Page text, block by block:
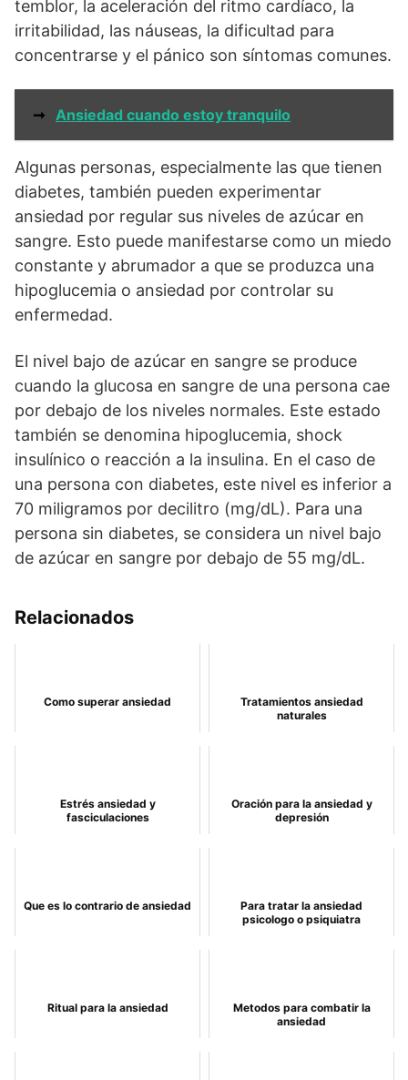
temblor, la aceleración del ritmo cardíaco, la
irritabilidad, las náuseas, la dificultad para
concentrarse y el pánico son síntomas comunes.
➞ Ansiedad cuando estoy tranquilo
Algunas personas, especialmente las que tienen
diabetes, también pueden experimentar
ansiedad por regular sus niveles de azúcar en
sangre. Esto puede manifestarse como un miedo
constante y abrumador a que se produzca una
hipoglucemia o ansiedad por controlar su
enfermedad.
El nivel bajo de azúcar en sangre se produce
cuando la glucosa en sangre de una persona cae
por debajo de los niveles normales. Este estado
también se denomina hipoglucemia, shock
insulínico o reacción a la insulina. En el caso de
una persona con diabetes, este nivel es inferior a
70 miligramos por decilitro (mg/dL). Para una
persona sin diabetes, se considera un nivel bajo
de azúcar en sangre por debajo de 55 mg/dL.
Relacionados
Como superar ansiedad
Tratamientos ansiedad
naturales
Estrés ansiedad y
fasciculaciones
Oración para la ansiedad y
depresión
Que es lo contrario de ansiedad
Para tratar la ansiedad
psicologo o psiquiatra
Ritual para la ansiedad
Metodos para combatir la
ansiedad